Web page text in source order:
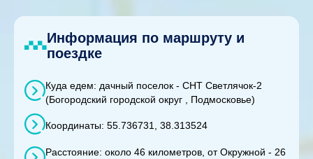
Информация по маршруту и
поездке
Куда едем: дачный поселок - СНТ Светлячок-2
(Богородский городской округ , Подмосковье)
Координаты: 55.736731, 38.313524
Расстояние: около 46 километров, от Окружной - 26